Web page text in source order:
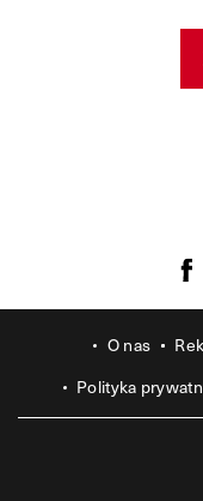
O nas
Polityka